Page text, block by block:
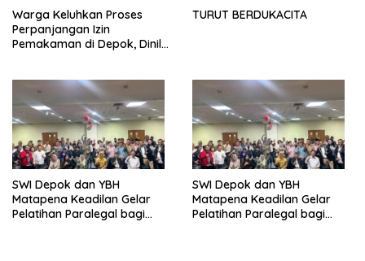
Warga Keluhkan Proses
Perpanjangan Izin
Pemakaman di Depok, Dinilai
TURUT BERDUKACITA
SWI Depok dan YBH
Matapena Keadilan Gelar
Pelatihan Paralegal bagi
SWI Depok dan YBH
Matapena Keadilan Gelar
Pelatihan Paralegal bagi